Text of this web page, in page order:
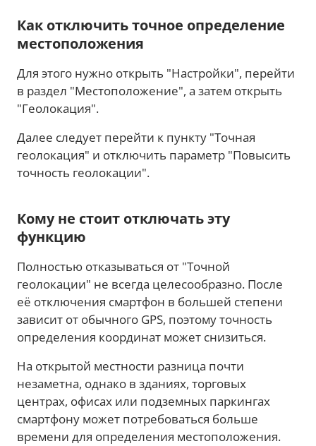
Как отключить точное определение
местоположения
Для этого нужно открыть "Настройки", перейти
в раздел "Местоположение", а затем открыть
"Геолокация".
Далее следует перейти к пункту "Точная
геолокация" и отключить параметр "Повысить
точность геолокации".
Кому не стоит отключать эту
функцию
Полностью отказываться от "Точной
геолокации" не всегда целесообразно. После
её отключения смартфон в большей степени
зависит от обычного GPS, поэтому точность
определения координат может снизиться.
На открытой местности разница почти
незаметна, однако в зданиях, торговых
центрах, офисах или подземных паркингах
смартфону может потребоваться больше
времени для определения местоположения.